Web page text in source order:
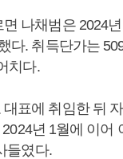
나채범은 2024
다. 취득단가는
치다.
표에 취임한 뒤
년 1월에 이어
들였다.